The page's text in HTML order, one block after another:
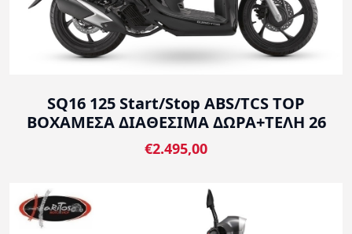
SQ16 125 Start/Stop ABS/TCS TOP
BOXΑΜΕΣΑ ΔΙΑΘΕΣΙΜΑ ΔΩΡΑ+ΤΕΛΗ 26
€2.495,00